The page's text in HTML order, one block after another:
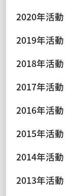
2020年活動
2019年活動
2018年活動
2017年活動
2016年活動
2015年活動
2014年活動
2013年活動